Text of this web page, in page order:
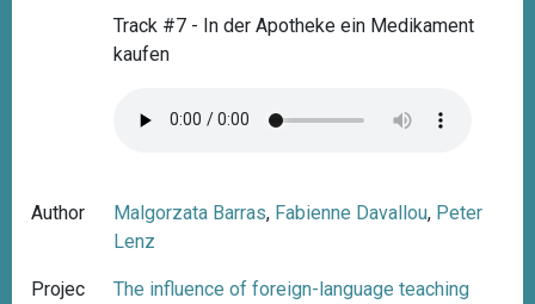
Track #7 - In der Apotheke ein Medikament
kaufen
Author Malgorzata Barras, Fabienne Davallou, Peter
Lenz
Projec
The influence of foreign-language teaching